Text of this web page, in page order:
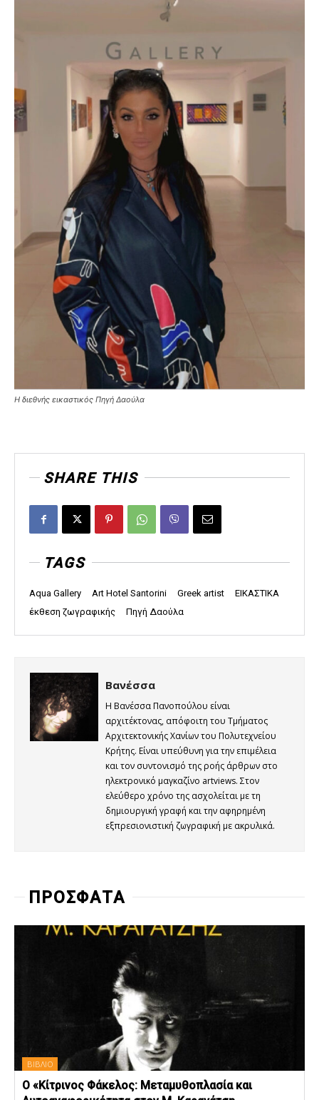
H διεθνής εικαστικός Πηγή Δαούλα
SHARE THIS
TAGS
Aqua Gallery Art Hotel Santorini Greek artist
ΕΙΚΑΣΤΙΚΑ
έκθεση ζωγραφικής
Πηγή Δαούλα
Βανέσσα
Η Βανέσσα Πανοπούλου είναι
αρχιτέκτονας, απόφοιτη του Τμήματος
Αρχιτεκτονικής Χανίων του Πολυτεχνείου
Κρήτης. Είναι υπεύθυνη για την επιμέλεια
και τον συντονισμό της ροής άρθρων στο
ηλεκτρονικό μαγκαζίνο artviews. Στον
ελεύθερο χρόνο της ασχολείται με τη
δημιουργική γραφή και την αφηρημένη
εξπρεσιονιστική ζωγραφική με ακρυλικά.
ΠΡΟΣΦΑΤΑ
ΒΙΒΛΙΟ
Ο «Κίτρινος Φάκελος: Μεταμυθοπλασία και